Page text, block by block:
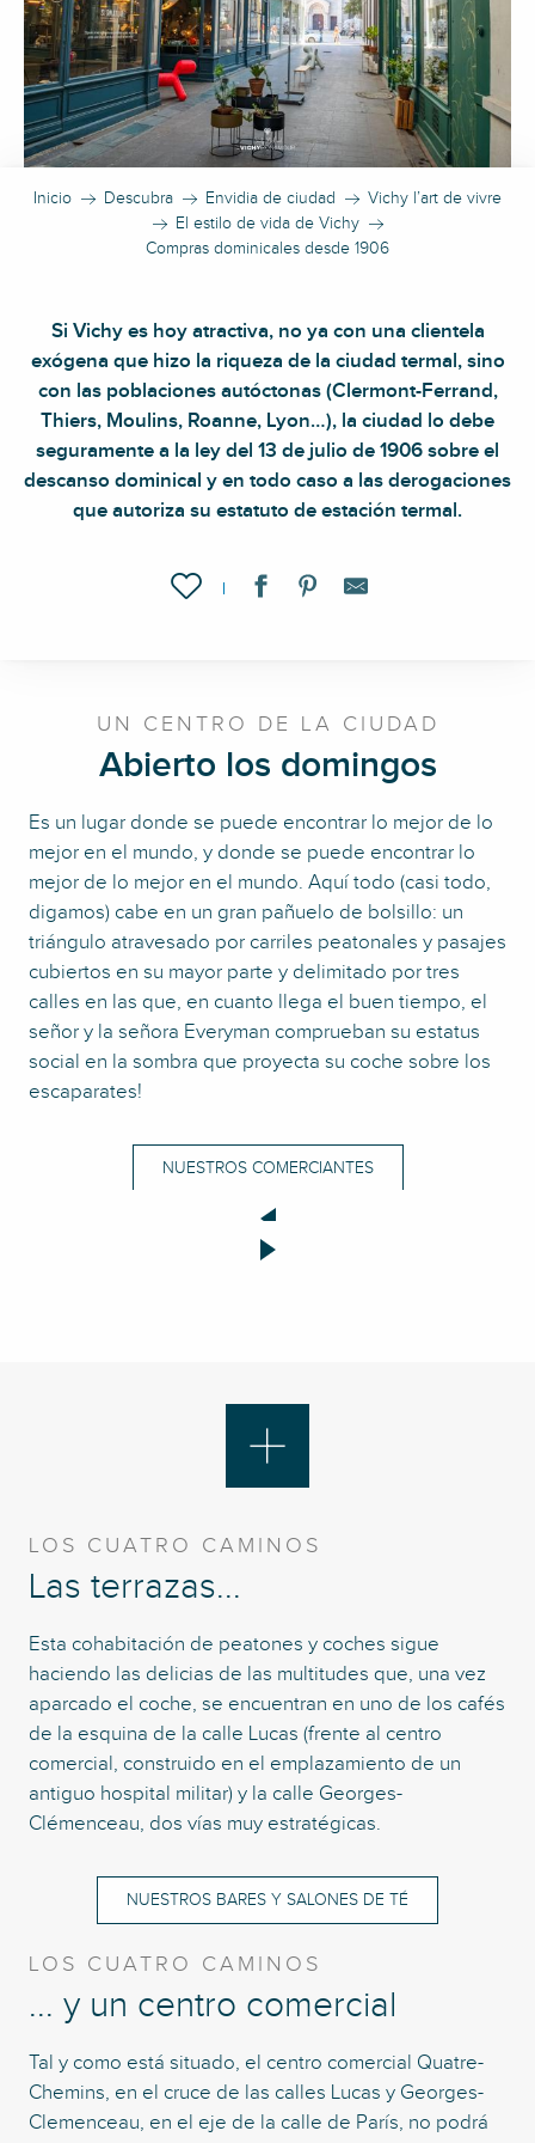
Inicio Descubra Envidia de ciudad
Vichy l’art de vivre
El estilo de vida de Vichy
Compras dominicales desde 1906
Si Vichy es hoy atractiva, no ya con una clientela
exógena que hizo la riqueza de la ciudad termal, sino
con las poblaciones autóctonas (Clermont-Ferrand,
Thiers, Moulins, Roanne, Lyon…), la ciudad lo debe
seguramente a la ley del 13 de julio de 1906 sobre el
descanso dominical y en todo caso a las derogaciones
que autoriza su estatuto de estación termal.
Ajouter aux favoris
UN CENTRO DE LA CIUDAD
Abierto los domingos
Es un lugar donde se puede encontrar lo mejor de lo
mejor en el mundo, y donde se puede encontrar lo
mejor de lo mejor en el mundo. Aquí todo (casi todo,
digamos) cabe en un gran pañuelo de bolsillo: un
triángulo atravesado por carriles peatonales y pasajes
cubiertos en su mayor parte y delimitado por tres
calles en las que, en cuanto llega el buen tiempo, el
señor y la señora Everyman comprueban su estatus
social en la sombra que proyecta su coche sobre los
escaparates!
NUESTROS COMERCIANTES
LOS CUATRO CAMINOS
Las terrazas...
Esta cohabitación de peatones y coches sigue
haciendo las delicias de las multitudes que, una vez
aparcado el coche, se encuentran en uno de los cafés
de la esquina de la calle Lucas (frente al centro
comercial, construido en el emplazamiento de un
antiguo hospital militar) y la calle Georges-
Clémenceau, dos vías muy estratégicas.
NUESTROS BARES Y SALONES DE TÉ
LOS CUATRO CAMINOS
... y un centro comercial
Tal y como está situado, el centro comercial Quatre-
Chemins, en el cruce de las calles Lucas y Georges-
Clemenceau, en el eje de la calle de París, no podrá